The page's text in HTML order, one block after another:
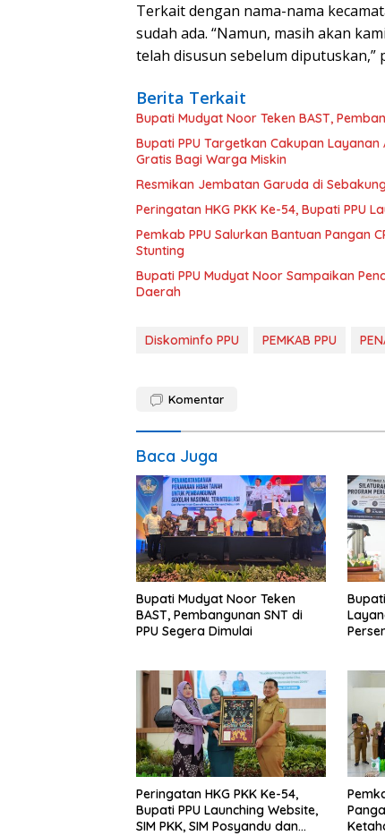
Terkait dengan nama-nama
sudah ada. “Namun, masih akan
telah disusun sebelum diputuskan,”
Berita Terkait
Bupati Mudyat Noor Teken BAST,
Bupati PPU Targetkan Cakupan
Gratis Bagi Warga Miskin
Resmikan Jembatan Garuda di
Peringatan HKG PKK Ke-54, Bupati PPU
Pemkab PPU Salurkan Bantuan Pangan
Stunting
Bupati PPU Mudyat Noor Sampaikan
Daerah
Diskominfo PPU PEMKAB PPU
Komentar
Baca Juga
Bupati Mudyat Noor Teken
BAST, Pembangunan SNT di
PPU Segera Dimulai
Peringatan HKG PKK Ke-54,
Bupati PPU Launching Website,
SIM PKK, SIM Posyandu dan